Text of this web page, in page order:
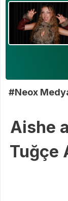
#Neox
Aishe
Tuğçe